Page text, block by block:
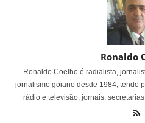
Ronaldo
Ronaldo Coelho é radialista,
jornalismo goiano desde 1984, tendo
rádio e televisão, jornais,